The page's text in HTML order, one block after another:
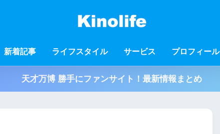
新着記事 ライフスタイル サービス プロフィール
天才万博 勝手にファンサイト！最新情報まとめ